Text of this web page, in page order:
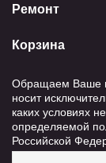
Ремонт
Корзина
Обращаем Ваше
носит
каких условиях
определяемой
Российской
информации о